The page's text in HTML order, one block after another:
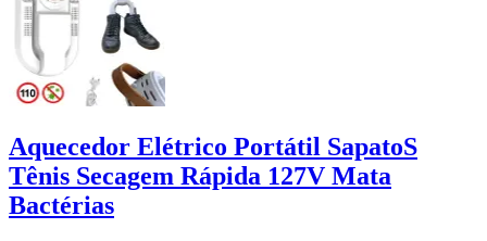
Aquecedor Elétrico Portátil SapatoS
Tênis Secagem Rápida 127V Mata
Bactérias